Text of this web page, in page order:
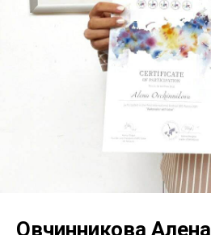
Овчинникова Алена